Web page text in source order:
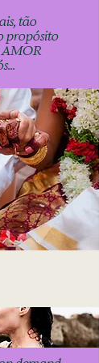
tão
propósito
AMOR